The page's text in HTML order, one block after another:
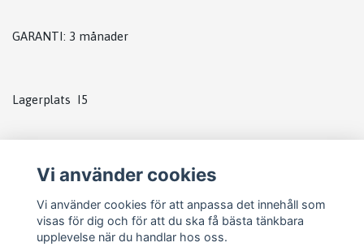
GARANTI: 3 månader
Lagerplats I5
Vi använder cookies
Vi använder cookies för att anpassa det innehåll som
visas för dig och för att du ska få bästa tänkbara
upplevelse när du handlar hos oss.